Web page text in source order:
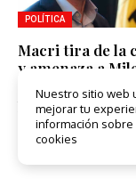
POLÍTICA
Macri tira de la
y amenaza a
su propia
porteña
17 De Diciembre De
Nuestro sitio web
mejorar tu
información sobre
cookies